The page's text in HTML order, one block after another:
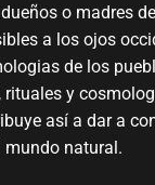
o madres
a los ojos
de los
y
así a dar a
mundo natural.